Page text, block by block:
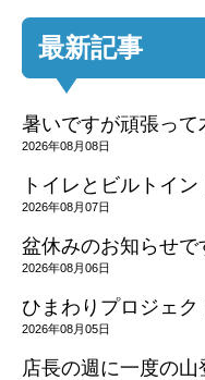
最新記事
暑いですが頑張って
2026年08月08日
トイレとビルトイ
2026年08月07日
盆休みのお知らせで
2026年08月06日
ひまわりプロジェク
2026年08月05日
店長の週に一度の